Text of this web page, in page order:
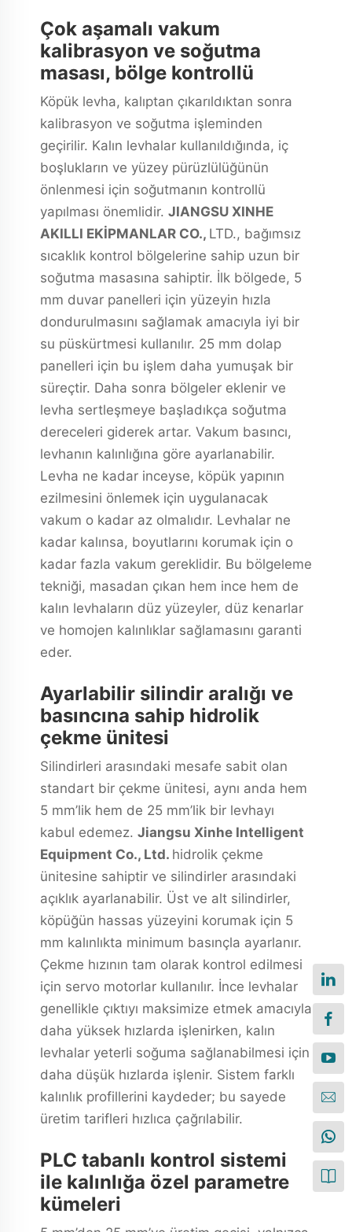
Çok aşamalı vakum
kalibrasyon ve soğutma
masası, bölge kontrollü
Köpük levha, kalıptan çıkarıldıktan sonra
kalibrasyon ve soğutma işleminden
geçirilir. Kalın levhalar kullanıldığında, iç
boşlukların ve yüzey pürüzlülüğünün
önlenmesi için soğutmanın kontrollü
yapılması önemlidir. JIANGSU XINHE
AKILLI EKİPMANLAR CO., LTD., bağımsız
sıcaklık kontrol bölgelerine sahip uzun bir
soğutma masasına sahiptir. İlk bölgede, 5
mm duvar panelleri için yüzeyin hızla
dondurulmasını sağlamak amacıyla iyi bir
su püskürtmesi kullanılır. 25 mm dolap
panelleri için bu işlem daha yumuşak bir
süreçtir. Daha sonra bölgeler eklenir ve
levha sertleşmeye başladıkça soğutma
dereceleri giderek artar. Vakum basıncı,
levhanın kalınlığına göre ayarlanabilir.
Levha ne kadar inceyse, köpük yapının
ezilmesini önlemek için uygulanacak
vakum o kadar az olmalıdır. Levhalar ne
kadar kalınsa, boyutlarını korumak için o
kadar fazla vakum gereklidir. Bu bölgeleme
tekniği, masadan çıkan hem ince hem de
kalın levhaların düz yüzeyler, düz kenarlar
ve homojen kalınlıklar sağlamasını garanti
eder.
Ayarlabilir silindir aralığı ve
basıncına sahip hidrolik
çekme ünitesi
Silindirleri arasındaki mesafe sabit olan
standart bir çekme ünitesi, aynı anda hem
5 mm’lik hem de 25 mm’lik bir levhayı
kabul edemez. Jiangsu Xinhe Intelligent
Equipment Co., Ltd. hidrolik çekme
ünitesine sahiptir ve silindirler arasındaki
açıklık ayarlanabilir. Üst ve alt silindirler,
köpüğün hassas yüzeyini korumak için 5
mm kalınlıkta minimum basınçla ayarlanır.
Çekme hızının tam olarak kontrol edilmesi
için servo motorlar kullanılır. İnce levhalar
genellikle çıktıyı maksimize etmek amacıyla
daha yüksek hızlarda işlenirken, kalın
levhalar yeterli soğuma sağlanabilmesi için
daha düşük hızlarda işlenir. Sistem farklı
kalınlık profillerini kaydeder; bu sayede
üretim tarifleri hızlıca çağrılabilir.
PLC tabanlı kontrol sistemi
ile kalınlığa özel parametre
kümeleri